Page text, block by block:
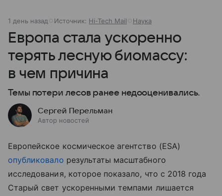
1 день назад Источник: Hi-Tech Mail Наука
Европа стала ускоренно
терять лесную биомассу:
в чем причина
Темы потери лесов ранее недооценивались.
Сергей Перельман
Автор новостей
Европейское космическое агентство (ESA)
опубликовало результаты масштабного
исследования, которое показало, что с 2018 года
Старый свет ускоренными темпами лишается